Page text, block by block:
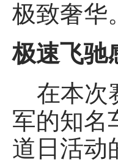
极致奢华。
极速飞驰
在本次
军的知名
道日活动